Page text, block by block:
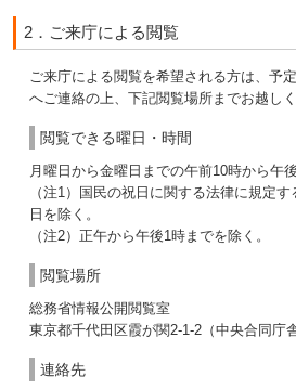
2．ご来庁による閲覧
ご来庁による閲覧を希望される方は、予
へご連絡の上、下記閲覧場所までお越しく
閲覧できる曜日・時間
月曜日から金曜日までの午前10時から午
（注1）国民の祝日に関する法律に規定
日を除く。
（注2）正午から午後1時までを除く。
閲覧場所
総務省情報公開閲覧室
東京都千代田区霞が関2-1-2（中央合同庁
連絡先